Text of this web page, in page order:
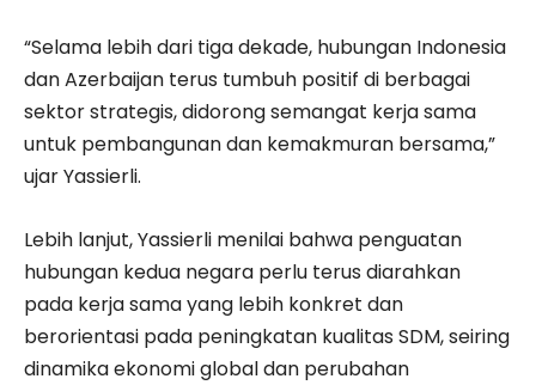
“Selama lebih dari tiga dekade, hubungan Indonesia
dan Azerbaijan terus tumbuh positif di berbagai
sektor strategis, didorong semangat kerja sama
untuk pembangunan dan kemakmuran bersama,”
ujar Yassierli.
Lebih lanjut, Yassierli menilai bahwa penguatan
hubungan kedua negara perlu terus diarahkan
pada kerja sama yang lebih konkret dan
berorientasi pada peningkatan kualitas SDM, seiring
dinamika ekonomi global dan perubahan